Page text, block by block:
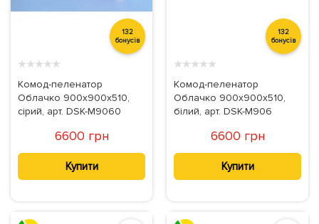
132
бонусів
★★★★★
Комод-пеленатор
Облачко 900х900х510,
сірий, арт. DSK-М9060
6600 грн
Купити
132
бонусів
★★★★★
Комод-пеленатор
Облачко 900х900х510,
білий, арт. DSK-М906
6600 грн
Купити